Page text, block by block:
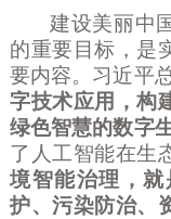
建设美丽中
的重要目标，是
要内容。习近平
字技术应用，构
绿色智慧的数字
了人工智能在生
境智能治理，
护、污染防治、